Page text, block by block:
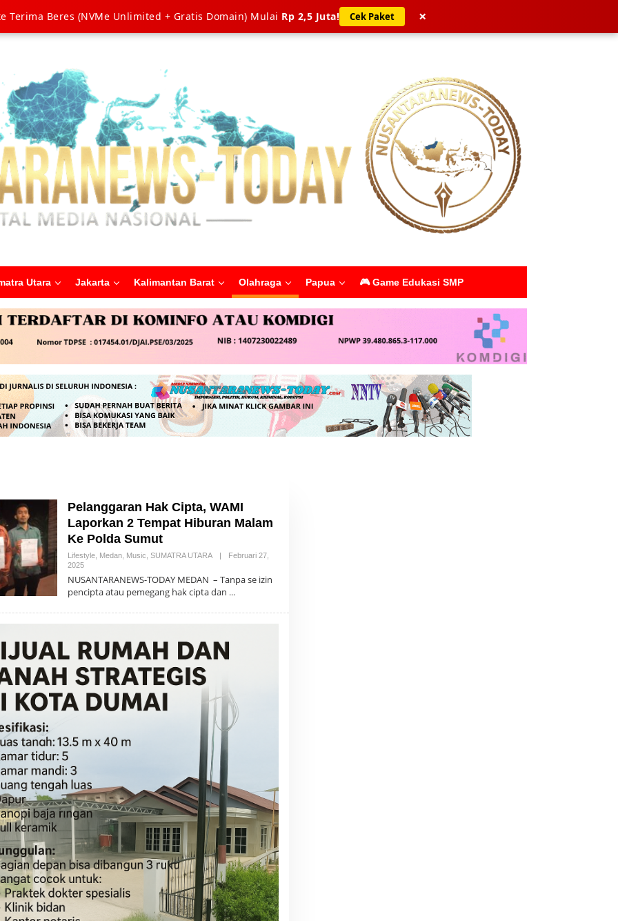
Terima Beres (NVMe Unlimited + Gratis Domain) Mulai Rp 2,5 Juta! Cek Paket ×
Utara Jakarta Kalimantan Barat Olahraga Papua 🎮 Game Edukasi SMP
Pelanggaran Hak Cipta, WAMI
Laporkan 2 Tempat Hiburan Malam
Ke Polda Sumut
Lifestyle, Medan, Music SUMATRA UTARA |
Februari 27,
2025O
E
H
E
K
S
NUSANTARANEWS-TODAY MEDAN – Tanpa se izin
pencipta atau pemegang hak cipta dan